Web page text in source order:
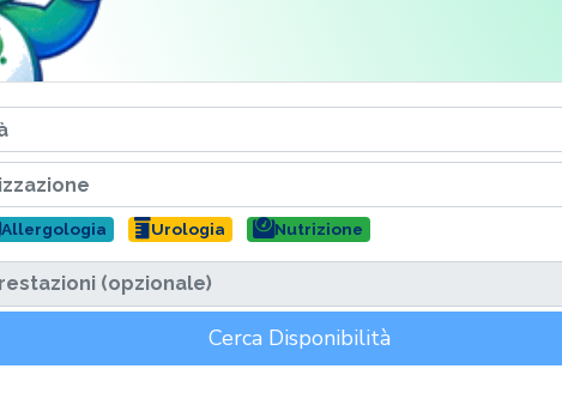
Allergologia Urologia Nutrizione
Cerca Disponibilità